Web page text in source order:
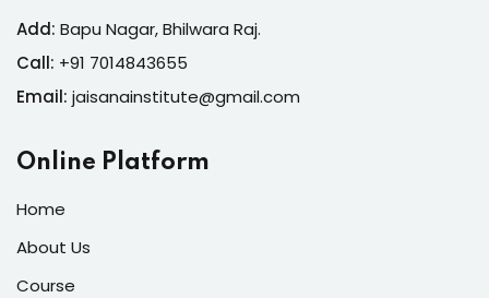
Add: Bapu Nagar, Bhilwara Raj.
Call: +91 7014843655
Email: jaisanainstitute@gmail.com
Online Platform
Home
About Us
Course